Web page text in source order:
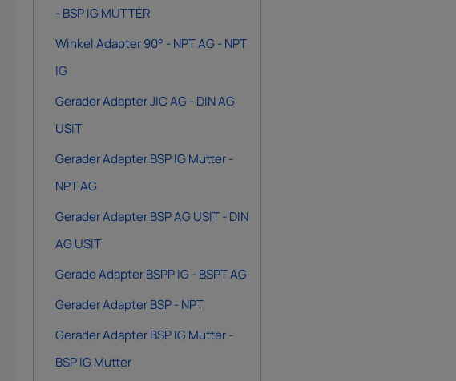
- BSP IG MUTTER
Winkel Adapter 90° - NPT AG - NPT
IG
Gerader Adapter JIC AG - DIN AG
USIT
Gerader Adapter BSP IG Mutter -
NPT AG
Gerader Adapter BSP AG USIT - DIN
AG USIT
Gerade Adapter BSPP IG - BSPT AG
Gerader Adapter BSP - NPT
Gerader Adapter BSP IG Mutter -
BSP IG Mutter